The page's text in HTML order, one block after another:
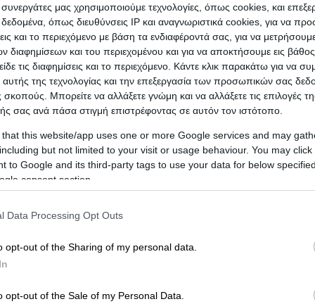
συνεργάτες μας χρησιμοποιούμε τεχνολογίες, όπως cookies, και
όπως διευθύνσεις IP και αναγνωριστικά cookies, για να
και το περιεχόμενο με βάση τα ενδιαφέροντά σας, για να
διαφημίσεων και του περιεχομένου και για να αποκτήσουμε εις
τις διαφημίσεις και το περιεχόμενο. Κάντε κλικ παρακάτω για να
της τεχνολογίας και την επεξεργασία των προσωπικών σας
Μπορείτε να αλλάξετε γνώμη και να αλλάξετε τις επιλογές
σας ανά πάσα στιγμή επιστρέφοντας σε αυτόν τον ιστότοπο.
that this website/app uses one or more Google services and may
but not limited to your visit or usage behaviour. You may
to Google and its third-party tags to use your data for below
consent section.
Data Processing Opt Outs
opt-out of the Sharing of my personal data.
opt-out of the Sale of my Personal Data.
Δέσποινα Β.)που ανήκει στην κατηγορία